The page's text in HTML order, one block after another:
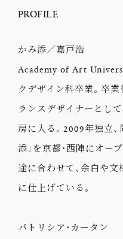
PROFILE
かみ添／嘉戸浩
Academy of Art
クデザイン科卒業。卒
ランスデザイナーとし
房に入る。2009年独立
添」を京都・西陣にオー
途に合わせて、余白や
に仕上げている。
パトリシア・カータン